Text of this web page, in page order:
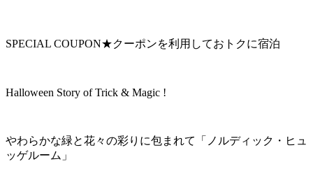
SPECIAL COUPON★クーポンを利用しておトクに宿泊
Halloween Story of Trick & Magic !
やわらかな緑と花々の彩りに包まれて「ノルディック・ヒュ
ッゲルーム」